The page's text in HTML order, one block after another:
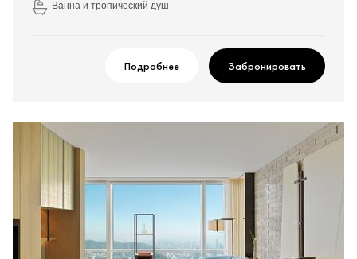
Ванна и тропический душ
Подробнее Забронировать